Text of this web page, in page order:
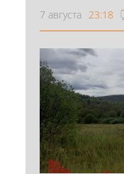
7 августа 23:18